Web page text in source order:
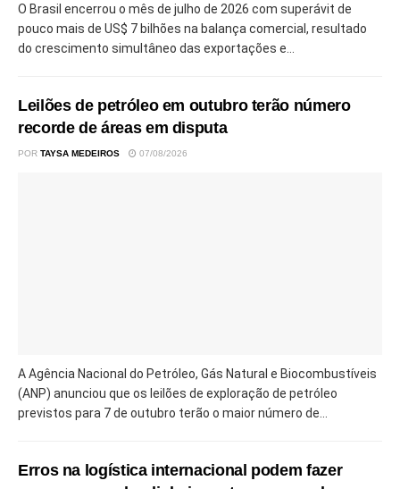
O Brasil encerrou o mês de julho de 2026 com superávit de
pouco mais de US$ 7 bilhões na balança comercial, resultado
do crescimento simultâneo das exportações e...
Leilões de petróleo em outubro terão número
recorde de áreas em disputa
POR TAYSA MEDEIROS 07/08/2026
A Agência Nacional do Petróleo, Gás Natural e Biocombustíveis
(ANP) anunciou que os leilões de exploração de petróleo
previstos para 7 de outubro terão o maior número de...
Erros na logística internacional podem fazer